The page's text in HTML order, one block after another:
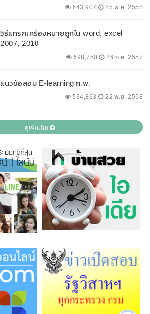
643,907 25 พ.ค. 2558
วิธีแทรกเครื่องหมายถูกใน word, excel
2007, 2010
598,750 26 ก.ค. 2557
แนวข้อสอบ E-learning ก.พ.
534,863 22 พ.ย. 2558
ดูเพิ่มเติม